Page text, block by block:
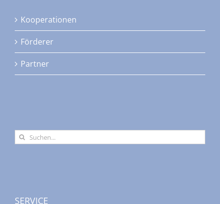
Kooperationen
Förderer
Partner
Suche
nach:
SERVICE